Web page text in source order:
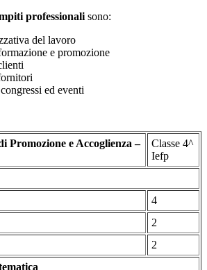
professionali sono:
del lavoro
e promozione
ed eventi
Promozione e Accoglienza –
Classe 4^
Iefp
4
2
2